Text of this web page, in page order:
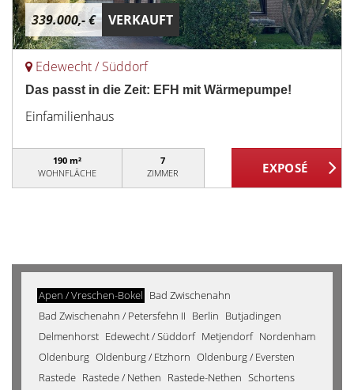
339.000,- € VERKAUFT
Edewecht / Süddorf
Das passt in die Zeit: EFH mit Wärmepumpe!
Einfamilienhaus
190 m²
WOHNFLÄCHE
7
ZIMMER
Apen / Vreschen-Bokel Bad Zwischenahn
Bad Zwischenahn / Petersfehn II Berlin Butjadingen
Delmenhorst Edewecht / Süddorf Metjendorf Nordenham
Oldenburg Oldenburg / Etzhorn Oldenburg / Eversten
Rastede Rastede / Nethen Rastede-Nethen Schortens